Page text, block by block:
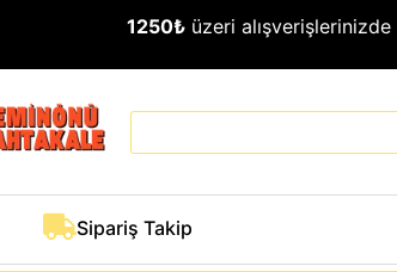
1250₺ üzeri alışverişlerinizde
Sipariş Takip